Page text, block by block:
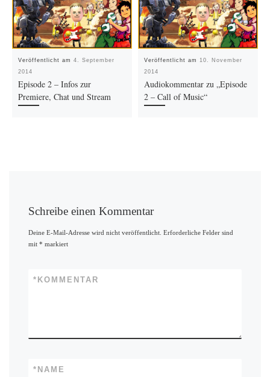
Veröffentlicht am4. September
2014
Episode 2 – Infos zur
Premiere, Chat und Stream
Veröffentlicht am10. November
2014
Audiokommentar zu „Episode
2 – Call of Music“
Schreibe einen Kommentar
Deine E-Mail-Adresse wird nicht veröffentlicht. Erforderliche Felder sind
mit* markiert
KOMMENTAR
*
NAME
*